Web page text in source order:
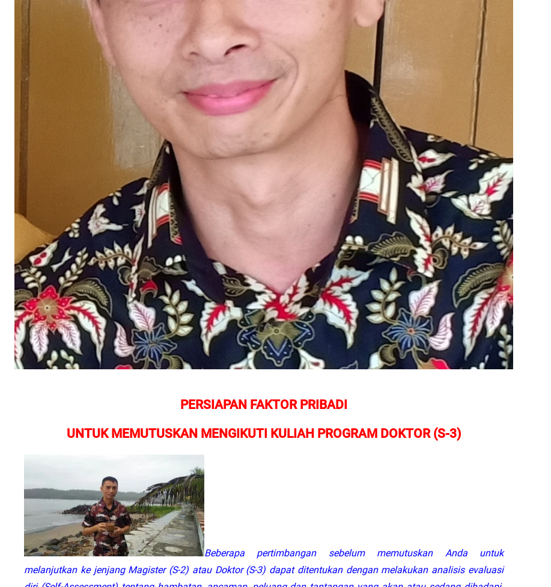
PERSIAPAN FAKTOR PRIBADI
UNTUK MEMUTUSKAN MENGIKUTI KULIAH PROGRAM DOKTOR (S-3)
Beberapa pertimbangan sebelum memutuskan Anda untuk
melanjutkan ke jenjang Magister (S-2) atau Doktor (S-3) dapat ditentukan dengan melakukan analisis evaluasi